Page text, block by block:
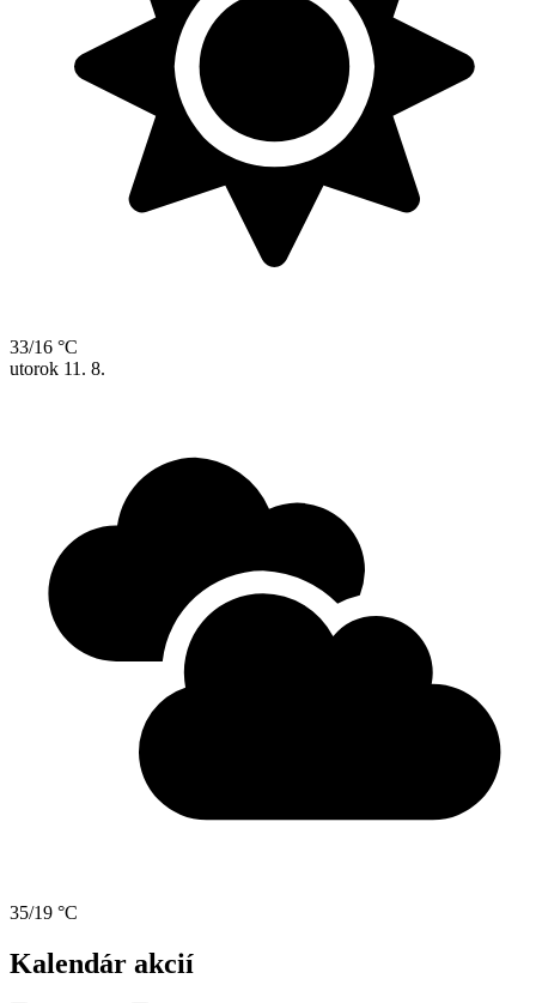
33/16 °C
utorok 11. 8.
35/19 °C
Kalendár akcií